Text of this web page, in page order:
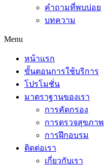
คำถามที่พบบ่อย
บทความ
Menu
หน้าแรก
ขั้นตอนการใช้บริการ
โปรโมชั่น
มาตราฐานของเรา
การคัดกรอง
การตรวจสุขภาพ
การฝึกอบรม
ติดต่อเรา
เกี่ยวกับเรา